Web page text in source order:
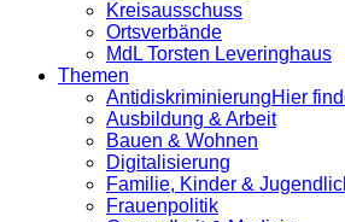
Kreisausschuss
Ortsverbände
MdL Torsten Leveringhaus
Themen
Antidiskrimi­nierungHier
Ausbildung & Arbeit
Bauen & Wohnen
Digitalisierung
Familie, Kinder &
Frauenpolitik